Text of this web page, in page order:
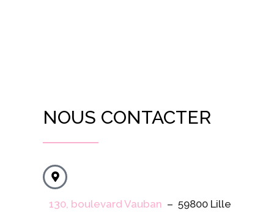
NOUS CONTACTER
130, boulevard Vauban – 59800 Lille